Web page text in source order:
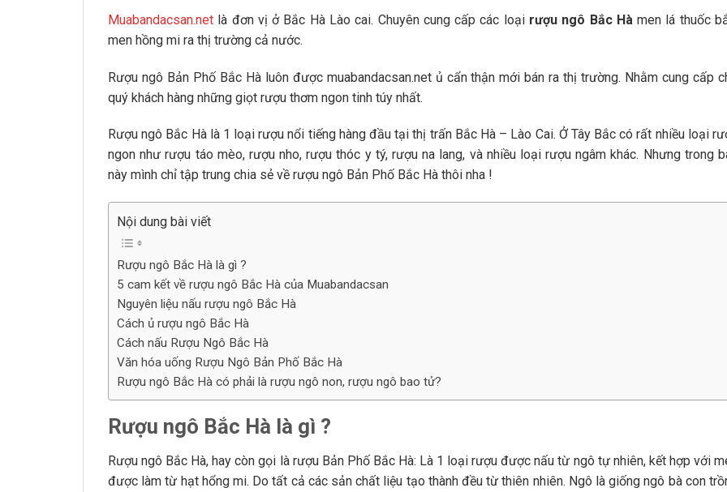
Muabandacsan.net là đơn vị ở Bắc Hà Lào cai. Chuyên cung cấp các loại rượu ngô Bắc Hà men lá thuốc
men hồng mi ra thị trường cả nước.
Rượu ngô Bản Phố Bắc Hà luôn được muabandacsan.net ủ cẩn thận mới bán ra thị trường. Nhằm cung cấp
quý khách hàng những giọt rượu thơm ngon tinh túy nhất.
Rượu ngô Bắc Hà là 1 loại rượu nổi tiếng hàng đầu tại thị trấn Bắc Hà – Lào Cai. Ở Tây Bắc có rất nhiều loại
ngon như rượu táo mèo, rượu nho, rượu thóc y tý, rượu na lang, và nhiều loại rượu ngâm khác. Nhưng trong
này mình chỉ tập trung chia sẻ về rượu ngô Bản Phố Bắc Hà thôi nha !
Nội dung bài viết
Rượu ngô Bắc Hà là gì ?
5 cam kết về rượu ngô Bắc Hà của Muabandacsan
Nguyên liệu nấu rượu ngô Bắc Hà
Cách ủ rượu ngô Bắc Hà
Cách nấu Rượu Ngô Bắc Hà
Văn hóa uống Rượu Ngô Bản Phố Bắc Hà
Rượu ngô Bắc Hà có phải là rượu ngô non, rượu ngô bao tử?
Rượu ngô Bắc Hà là gì ?
Rượu ngô Bắc Hà, hay còn gọi là rượu Bản Phố Bắc Hà: Là 1 loại rượu được nấu từ ngô tự nhiên, kết hợp với
được làm từ hạt hổng mi. Do tất cả các sản chất liệu tạo thành đều từ thiên nhiên. Ngô là giống ngô bà con